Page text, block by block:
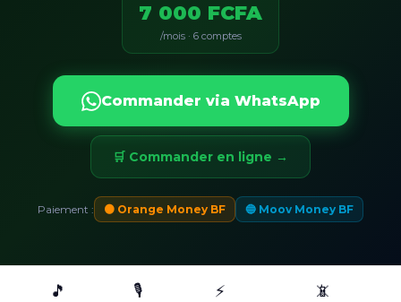
7 000 FCFA
/mois · 6 comptes
Commander via WhatsApp
🛒 Commander en ligne →
Paiement : 🟠 Orange Money BF 🔵 Moov Money BF
🎵 🎙️ ⚡ 📵